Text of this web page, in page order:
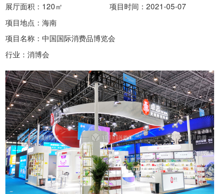
展厅面积：120㎡
项目时间：2021-05-07
项目地点：海南
项目名称：中国国际消费品博览会
行业：消博会